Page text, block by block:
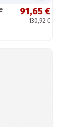
91,65 €
130,92 €